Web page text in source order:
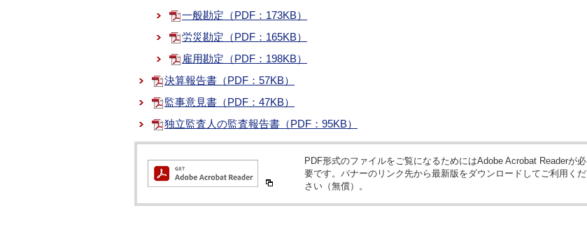
一般勘定（PDF：173KB）
労災勘定（PDF：165KB）
雇用勘定（PDF：198KB）
決算報告書（PDF：57KB）
監事意見書（PDF：47KB）
独立監査人の監査報告書（PDF：95KB）
PDF形式のファイルをご覧になるためにはAdobe Acrobat Readerが必
要です。バナーのリンク先から最新版をダウンロードしてご利用くだ
さい（無償）。